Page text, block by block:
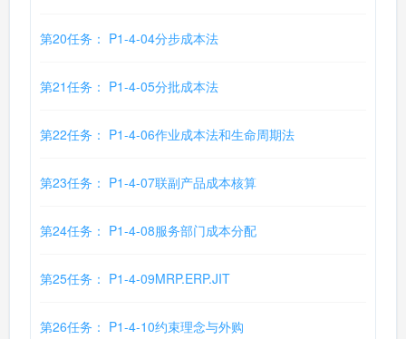
第20任务： P1-4-04分步成本法
第21任务： P1-4-05分批成本法
第22任务： P1-4-06作业成本法和生命周期法
第23任务： P1-4-07联副产品成本核算
第24任务： P1-4-08服务部门成本分配
第25任务： P1-4-09MRP.ERP.JIT
第26任务： P1-4-10约束理念与外购